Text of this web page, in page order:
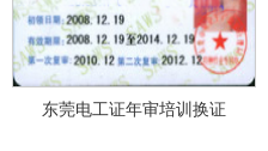
东莞电工证年审培训换证